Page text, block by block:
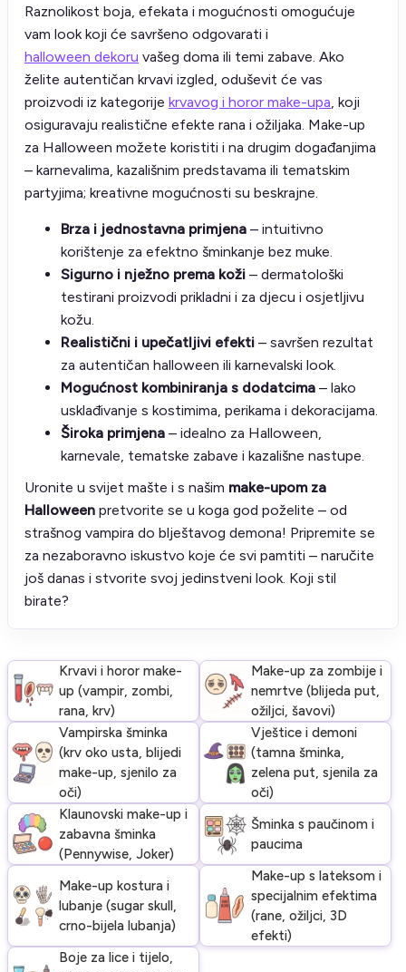
Raznolikost boja, efekata i mogućnosti omogućuje
vam look koji će savršeno odgovarati i
halloween dekoru vašeg doma ili temi zabave. Ako
želite autentičan krvavi izgled, oduševit će vas
proizvodi iz kategorije krvavog i horor make-upa, koji
osiguravaju realistične efekte rana i ožiljaka. Make-up
za Halloween možete koristiti i na drugim događanjima
– karnevalima, kazališnim predstavama ili tematskim
partyjima; kreativne mogućnosti su beskrajne.
Brza i jednostavna primjena – intuitivno
korištenje za efektno šminkanje bez muke.
Sigurno i nježno prema koži – dermatološki
testirani proizvodi prikladni i za djecu i osjetljivu
kožu.
Realistični i upečatljivi efekti – savršen rezultat
za autentičan halloween ili karnevalski look.
Mogućnost kombiniranja s dodatcima – lako
usklađivanje s kostimima, perikama i dekoracijama.
Široka primjena – idealno za Halloween,
karnevale, tematske zabave i kazališne nastupe.
Uronite u svijet mašte i s našim make-upom za
Halloween pretvorite se u koga god poželite – od
strašnog vampira do blještavog demona! Pripremite se
za nezaboravno iskustvo koje će svi pamtiti – naručite
još danas i stvorite svoj jedinstveni look. Koji stil
birate?
Krvavi i horor make-
up (vampir, zombi,
rana, krv)
Make-up za zombije i
nemrtve (blijeda put,
ožiljci, šavovi)
Vampirska šminka
(krv oko usta, blijedi
make-up, sjenilo za
oči)
Vještice i demoni
(tamna šminka,
zelena put, sjenila za
oči)
Klaunovski make-up i
zabavna šminka
(Pennywise, Joker)
Šminka s paučinom i
paucima
Make-up kostura i
lubanje (sugar skull,
crno-bijela lubanja)
Make-up s lateksom i
specijalnim efektima
(rane, ožiljci, 3D
efekti)
Boje za lice i tijelo,